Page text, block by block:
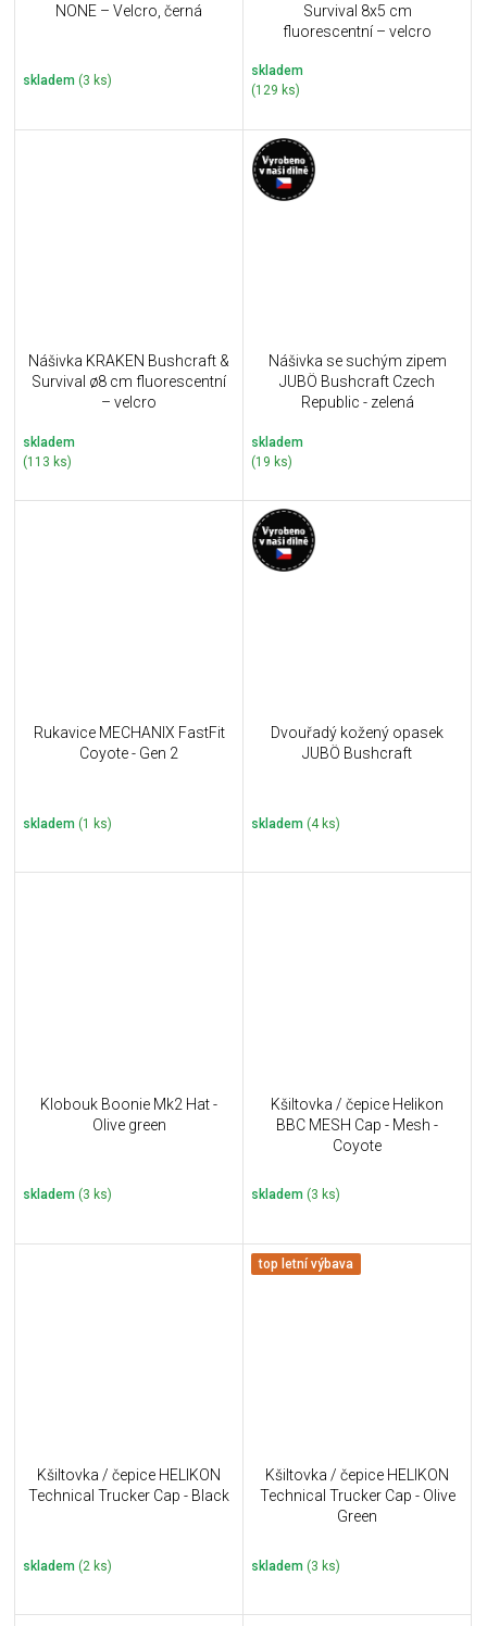
NONE – Velcro, černá
skladem (3 ks)
Survival 8x5 cm
fluorescentní – velcro
skladem
(129 ks)
Nášivka KRAKEN Bushcraft &
Survival ø8 cm fluorescentní
– velcro
skladem
(113 ks)
Nášivka se suchým zipem
JUBÖ Bushcraft Czech
Republic - zelená
skladem
(19 ks)
Rukavice MECHANIX FastFit
Coyote - Gen 2
skladem (1 ks)
Dvouřadý kožený opasek
JUBÖ Bushcraft
skladem (4 ks)
Klobouk Boonie Mk2 Hat -
Olive green
skladem (3 ks)
Kšiltovka / čepice Helikon
BBC MESH Cap - Mesh -
Coyote
skladem (3 ks)
Kšiltovka / čepice HELIKON
Technical Trucker Cap - Black
skladem (2 ks)
top letní výbava
Kšiltovka / čepice HELIKON
Technical Trucker Cap - Olive
Green
skladem (3 ks)